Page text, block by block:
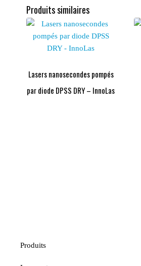
Produits similaires
Lasers nanosecondes pompés
par diode DPSS DRY – InnoLas
Produits